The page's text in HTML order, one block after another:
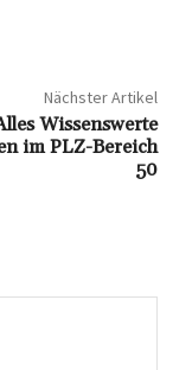
Nächster Artikel
Wissenswerte
im PLZ-Bereich
50